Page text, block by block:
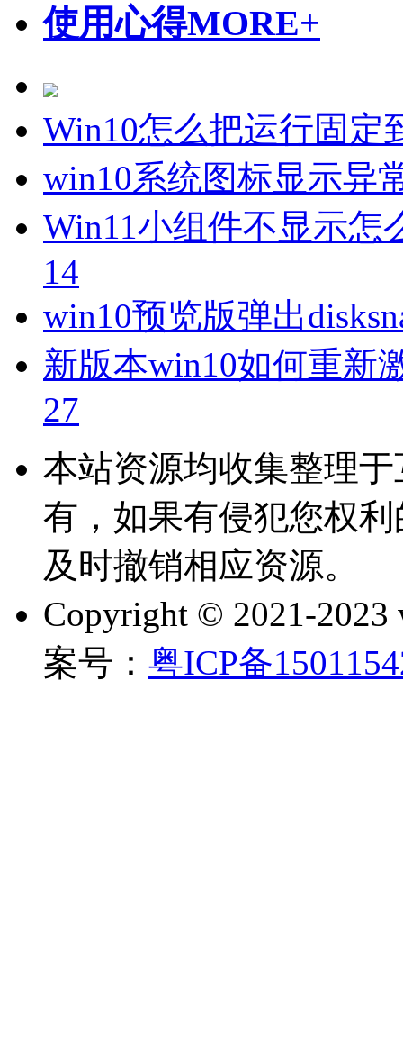
使用心得MORE+
Win10怎么把运行固定
win10系统图标显示异
Win11小组件不显示怎
14
win10预览版弹出
新版本win10如何重新
27
本站资源均收集整理
有，如果有侵犯您权
及时撤销相应资源。
Copyright © 2021-2023
案号： 粤ICP备